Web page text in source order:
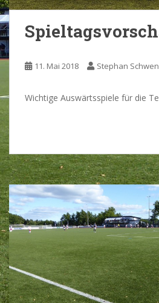
11. Mai 2018 Stephan
Wichtige Auswärtsspiele für die